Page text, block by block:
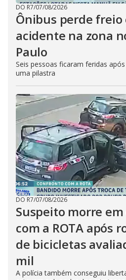
DO R7/07/08/2026
Ônibus perde freio
acidente na zona
Paulo
Seis pessoas ficaram feridas
uma pilastra
DO R7/07/08/2026
Suspeito morre
com a ROTA após
de bicicletas
mil
A polícia também conseguiu